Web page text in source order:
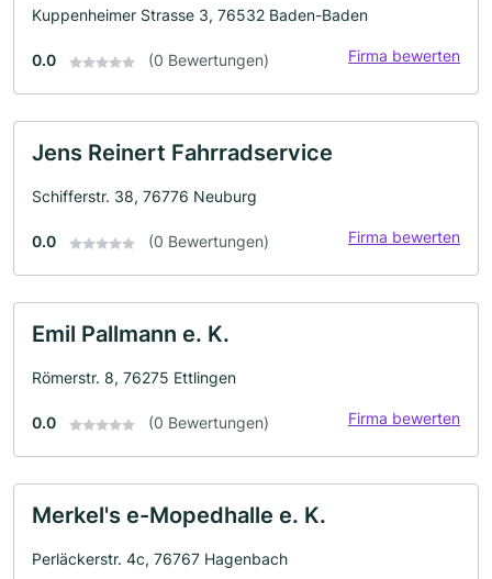
Kuppenheimer Strasse 3, 76532 Baden-Baden
0.0 (0 Bewertungen) Firma bewerten
Jens Reinert Fahrradservice
Schifferstr. 38, 76776 Neuburg
0.0 (0 Bewertungen) Firma bewerten
Emil Pallmann e. K.
Römerstr. 8, 76275 Ettlingen
0.0 (0 Bewertungen) Firma bewerten
Merkel's e-Mopedhalle e. K.
Perläckerstr. 4c, 76767 Hagenbach